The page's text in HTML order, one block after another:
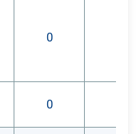
0
0